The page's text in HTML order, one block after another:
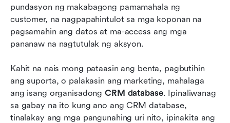
pundasyon ng makabagong pamamahala ng
customer, na nagpapahintulot sa mga koponan na
pagsamahin ang datos at ma-access ang mga
pananaw na nagtutulak ng aksyon.
Kahit na nais mong pataasin ang benta, pagbutihin
ang suporta, o palakasin ang marketing, mahalaga
ang isang organisadong CRM database. Ipinaliwanag
sa gabay na ito kung ano ang CRM database,
tinalakay ang mga pangunahing uri nito, ipinakita ang
Mga Madalas Itanong
May kaugnayang pagbasa